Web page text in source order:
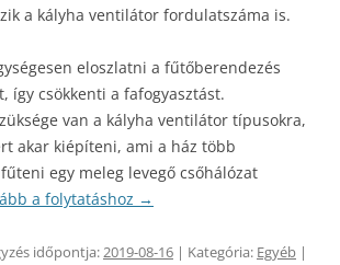
a kályha ventilátor fordulatszáma is.
eloszlatni a fűtőberendezés
így csökkenti a fafogyasztást.
van a kályha ventilátor típusokra,
akar kiépíteni, ami a ház több
egy meleg levegő csőhálózat
a folytatáshoz →
időpontja:2019-08-16 | Kategória: Egyéb |